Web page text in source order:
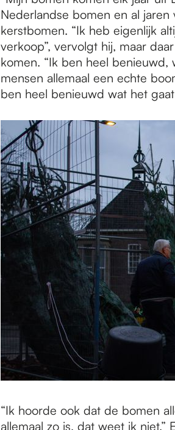
Nederlandse bomen en al
kerstbomen. “Ik heb eigenlijk
verkoop”, vervolgt hij, maar
komen. “Ik ben heel
mensen allemaal een echte
ben heel benieuwd wat het
“Ik hoorde ook dat de bomen
allemaal zo is, dat weet ik